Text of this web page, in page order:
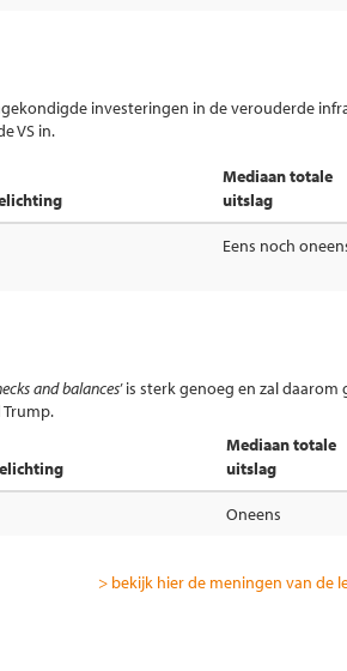
investeringen in de verouderde
VS in.
Mediaan totale
uitslag
Eens noch
and balances’ is sterk genoeg en zal
Mediaan totale
uitslag
Oneens
> bekijk hier de meningen van de